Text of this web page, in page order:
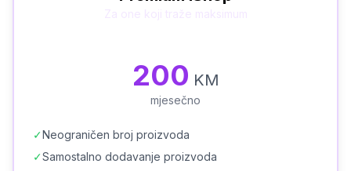
200 KM
mjesečno
✓Neograničen broj proizvoda
✓Samostalno dodavanje proizvoda